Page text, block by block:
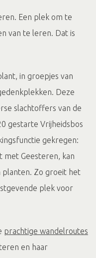
Een plek om te
van te leren. Dat is
in groepjes van
Deze
slachtoffers van de
gestarte Vrijheidsbos
gekregen:
met Geesteren, kan
planten. Zo groeit het
plek voor
prachtige wandelroutes
en haar